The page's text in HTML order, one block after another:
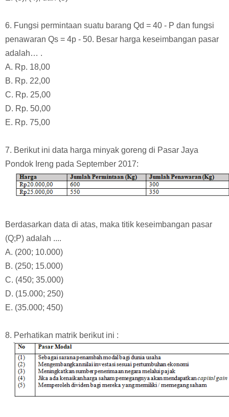
6. Fungsi permintaan suatu barang Qd = 40 - P dan fungsi
penawaran Qs = 4p - 50. Besar harga keseimbangan pasar
adalah… .
A. Rp. 18,00
B. Rp. 22,00
C. Rp. 25,00
D. Rp. 50,00
E. Rp. 75,00
7. Berikut ini data harga minyak goreng di Pasar Jaya
Pondok Ireng pada September 2017:
Berdasarkan data di atas, maka titik keseimbangan pasar
(Q;P) adalah ....
A. (200; 10.000)
B. (250; 15.000)
C. (450; 35.000)
D. (15.000; 250)
E. (35.000; 450)
8. Perhatikan matrik berikut ini :